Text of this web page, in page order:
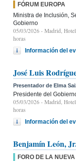
FÓRUM EUROPA
Ministra de Inclusión,
Gobierno
05/03/2026 - Madrid,
horas
Información del
José Luis
Presentador de Elma
Presidente del
05/03/2026 - Madrid,
horas
Información del
Benjamín León,
FORO DE LA